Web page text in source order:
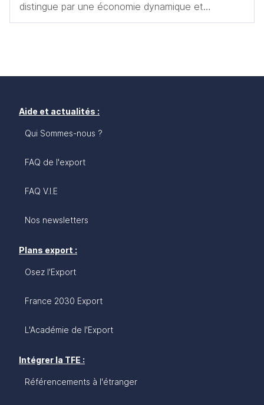
distingue par une économie dynamique et
particulièrement résiliente : au sortir de l’année
les entreprises françaises, aux portes de la France,
zone la plus dynamique de l’Union européenne,
étonnamment francophile.
Aide et actualités :
Qui Sommes-nous ?
FAQ de l'export
FAQ V.I.E
Nos newsletters
Plans export :
Osez l'Export
France 2030 Export
L'Académie de l'Export
Intégrer la TFE :
Référencements à l'étranger